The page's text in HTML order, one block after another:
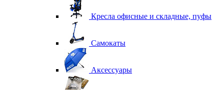
Кресла офисные и складные, пуфы
Самокаты
Аксессуары